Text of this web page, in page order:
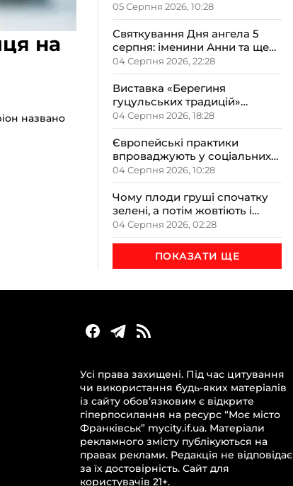
на
названо
05 Серпня 2026, 10:28
Святкування Дня ангела 5
серпня: іменини Анни та ще
двох імен – кого вітати і що не
можна робити цього дня
04 Серпня 2026, 22:28
Виставка «Берегиня
гуцульських традицій»
відкрилась на Верховині
04 Серпня 2026, 18:28
Європейські практики
впроваджують у соціальних
закладах Прикарпаття на
обговоренні в ОДА
04 Серпня 2026, 10:28
Чому плоди груші спочатку
зелені, а потім жовтіють і
чорніють всередині
04 Серпня 2026, 02:28
ПОКАЗАТИ ЩЕ
Усі права захищені. Під час цитування
чи використання будь-яких матеріалів
із сайту обов’язковим є відкрите
гіперпосилання на ресурс “Моє місто
Франківськ” mycity.if.ua. Матеріали
рекламного змісту публікуються на
правах реклами. Редакція не відповідає
за їх достовірність. Сайт для
користувачів 21+.